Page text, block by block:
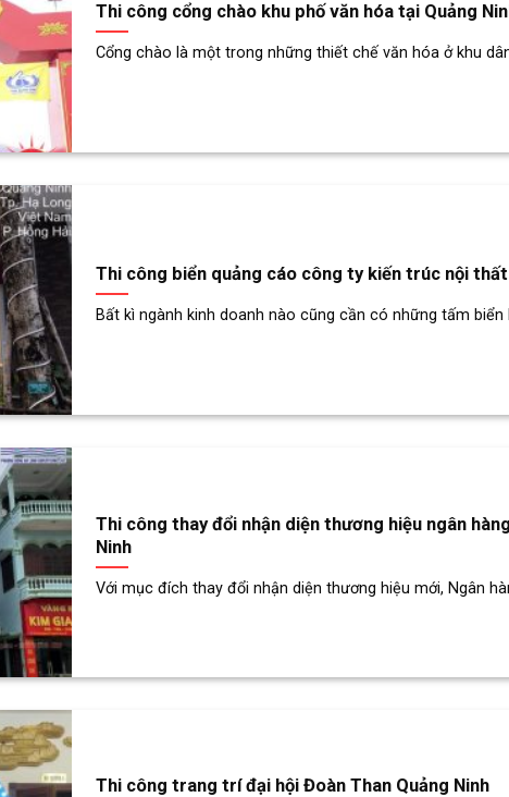
Thi công cổng chào khu phố văn hóa tại Quảng
Cổng chào là một trong những thiết chế văn hóa ở khu
Thi công biển quảng cáo công ty kiến trúc nội thất
Bất kì ngành kinh doanh nào cũng cần có những tấm biển
Thi công thay đổi nhận diện thương hiệu ngân
Ninh
Với mục đích thay đổi nhận diện thương hiệu mới, Ngân
Thi công trang trí đại hội Đoàn Than Quảng Ninh